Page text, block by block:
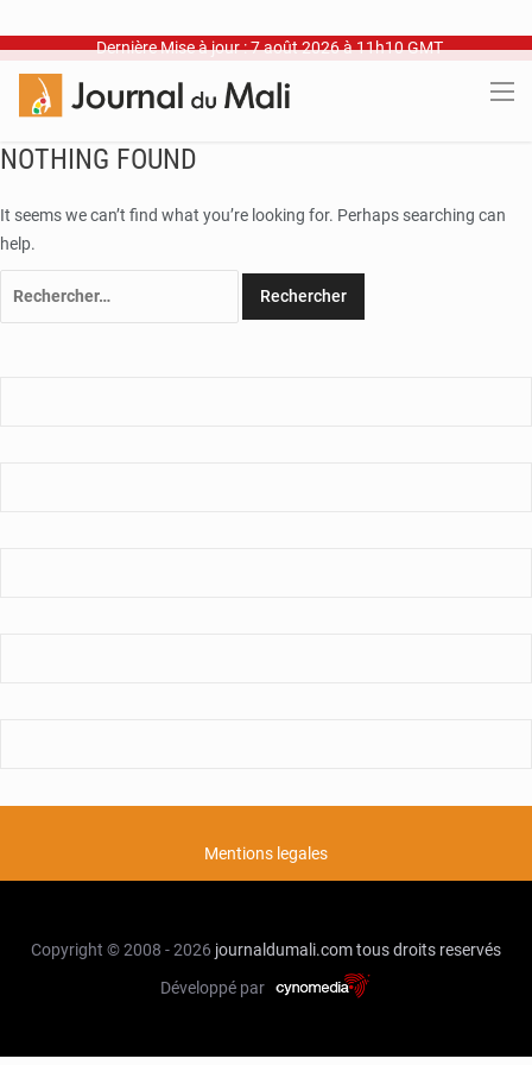
Dernière Mise à jour : 7 août 2026 à 11h10 GMT
NOTHING FOUND
It seems we can’t find what you’re looking for. Perhaps searching can
help.
Mentions legales
Copyright © 2008 - 2026 journaldumali.comtous droits reservés
Développé par